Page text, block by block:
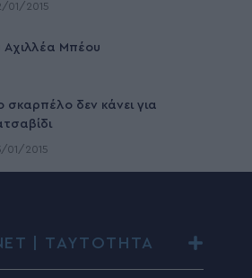
01/2015
Αχιλλέα Μπέου
σκαρπέλο δεν κάνει για
01/2015
| ΤΑΥΤΟΤΗΤΑ